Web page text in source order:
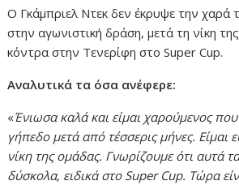
Ο Γκάμπριελ Ντεκ δεν έκρυψε την χαρά
στην αγωνιστική δράση, μετά τη νίκη
κόντρα στην Τενερίφη στο Super Cup.
Αναλυτικά τα όσα ανέφερε:
«Ένιωσα καλά και είμαι χαρούμενος
γήπεδο μετά από τέσσερις μήνες. Είμαι
νίκη της ομάδας. Γνωρίζουμε ότι αυτά τα
δύσκολα, ειδικά στο Super Cup. Τώρα